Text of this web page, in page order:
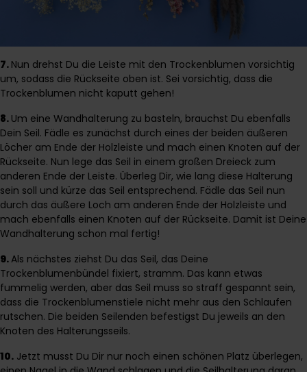
7. Nun drehst Du die Leiste mit den Trockenblumen vorsichtig
um, sodass die Rückseite oben ist. Sei vorsichtig, dass die
Trockenblumen nicht kaputt gehen!
8. Um eine Wandhalterung zu basteln, brauchst Du ebenfalls
Dein Seil. Fädle es zunächst durch eines der beiden äußeren
Löcher am Ende der Holzleiste und mach einen Knoten auf der
Rückseite. Nun lege das Seil in einem großen Dreieck zum
anderen Ende der Leiste. Überleg Dir, wie lang diese Halterung
sein soll und kürze das Seil entsprechend. Fädle das Seil nun
durch das äußere Loch am anderen Ende der Holzleiste und
mach ebenfalls einen Knoten auf der Rückseite. Damit ist Deine
Wandhalterung schon mal fertig!
9. Als nächstes ziehst Du das Seil, das Deine
Trockenblumenbündel fixiert, stramm. Das kann etwas
fummelig werden, aber das Seil muss so straff gespannt sein,
dass die Trockenblumenstiele nicht mehr aus den Schlaufen
rutschen. Die beiden Seilenden befestigst Du jeweils an den
Knoten des Halterungsseils.
10. Jetzt musst Du Dir nur noch einen schönen Platz überlegen,